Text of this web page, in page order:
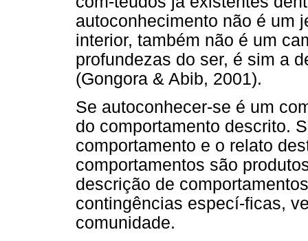
autoconhecimento não é um
interior, também não é um
profundezas do ser, é sim a
(Gongora & Abib, 2001).
Se autoconhecer-se é um
do comportamento descrito.
comportamento e o relato
comportamentos são
descrição de
contingências especí-ficas,
comunidade.